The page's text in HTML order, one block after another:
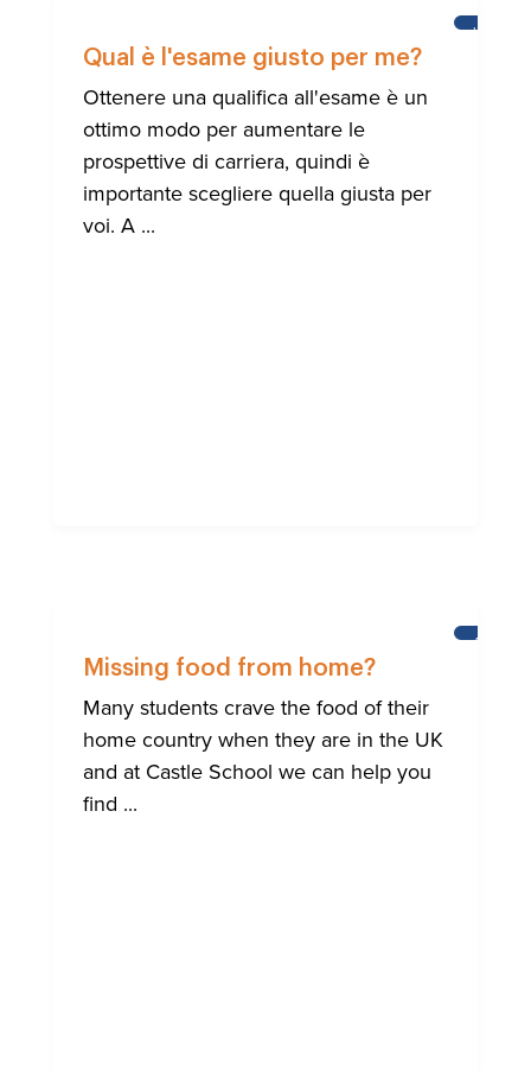
Qual è l'esame giusto per me?
Ottenere una qualifica all'esame è un
ottimo modo per aumentare le
prospettive di carriera, quindi è
importante scegliere quella giusta per
voi. A ...
AIUTO
Missing food from home?
Many students crave the food of their
home country when they are in the UK
and at Castle School we can help you
find ...